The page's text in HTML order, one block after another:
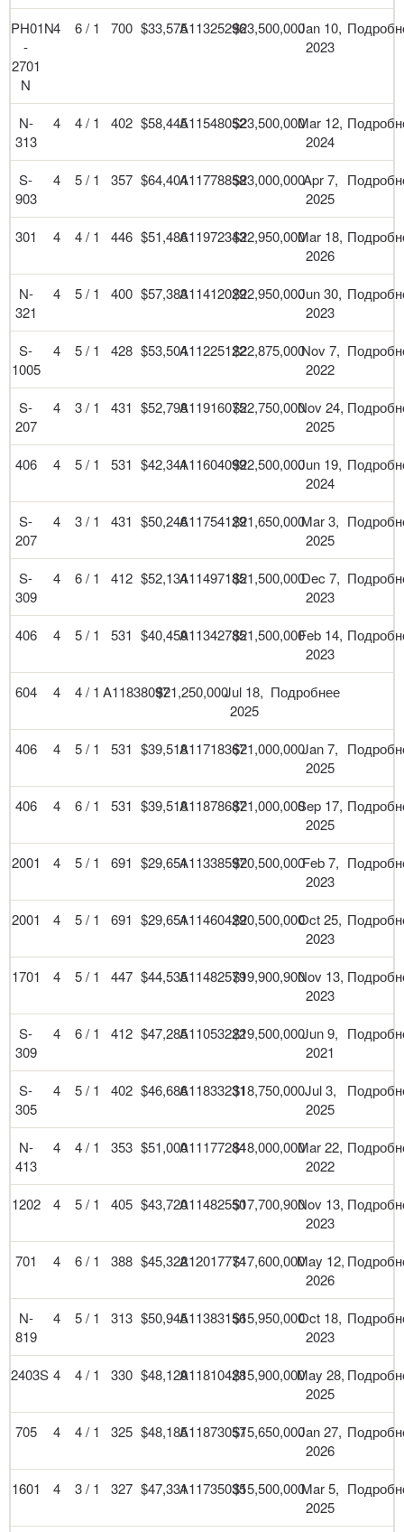
PH01N
-
2701
N
4 6 / 1 700 $33,575A11325296$23,500,000Jan 10,
2023
N-
313
4 4 / 1 402 $58,445A11548052$23,500,000Mar 12,
2024
S-
903
4 5 / 1 357 $64,404A11778858$23,000,000Apr 7,
2025
301 4 4 / 1 446 $51,486A11972343$22,950,000Mar 18,
2026
N-
321
4 5 / 1 400 $57,383A11412029$22,950,000Jun 30,
2023
S-
1005
4 5 / 1 428 $53,504A11225122$22,875,000Nov 7,
2022
S-
207
4 3 / 1 431 $52,798A11916075$22,750,000Nov 24,
2025
406 4 5 / 1 531 $42,341A11604099$22,500,000Jun 19,
2024
S-
207
4 3 / 1 431 $50,246A11754129$21,650,000Mar 3,
2025
S-
309
4 6 / 1 412 $52,134A11497185$21,500,000Dec 7,
2023
406 4 5 / 1 531 $40,459A11342785$21,500,000Feb 14,
2023
604 4 4 / 1 A11838097$21,250,000Jul 18,
2025
Подробнее
406 4 5 / 1 531 $39,518A11718367$21,000,000Jan 7,
2025
406 4 6 / 1 531 $39,518A11878687$21,000,000Sep 17,
2025
2001 4 5 / 1 691 $29,651A11338597$20,500,000Feb 7,
2023
2001 4 5 / 1 691 $29,651A11460429$20,500,000Oct 25,
2023
1701 4 5 / 1 447 $44,535A11482579$19,900,900Nov 13,
2023
S-
309
4 6 / 1 412 $47,285A11053222$19,500,000Jun 9,
2021
S-
305
4 5 / 1 402 $46,686A11833231$18,750,000Jul 3,
2025
N-
413
4 4 / 1 353 $51,000A11177284$18,000,000Mar 22,
2022
1202 4 5 / 1 405 $43,720A11482550$17,700,900Nov 13,
2023
701 4 6 / 1 388 $45,322A12017774$17,600,000May 12,
2026
N-
819
4 5 / 1 313 $50,945A11383156$15,950,000Oct 18,
2023
2403S 4 4 / 1 330 $48,129A11810428$15,900,000May 28,
2025
705 4 4 / 1 325 $48,185A11873057$15,650,000Jan 27,
2026
1601 4 3 / 1 327 $47,331A11735035$15,500,000Mar 5,
2025